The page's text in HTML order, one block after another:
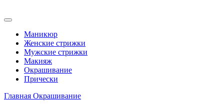
Маникюр
Женские стрижки
Мужские стрижки
Макияж
Окрашивание
Прически
Главная Окрашивание